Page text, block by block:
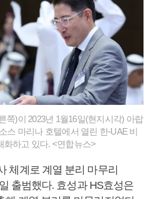
쪽)이 2023년 1월16일(현지시각) 아랍
스 마리나 호텔에서 열린 한-UAE 비
화하고 있다. <연합뉴스>
체계로 계열 분리 마무리
출범했다. 효성과 HS효성은